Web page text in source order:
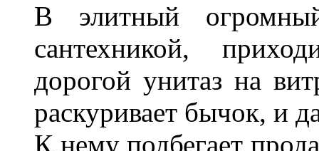
В элитный
сантехникой,
дорогой унитаз на
раскуривает бычок, и
К нему подбегает